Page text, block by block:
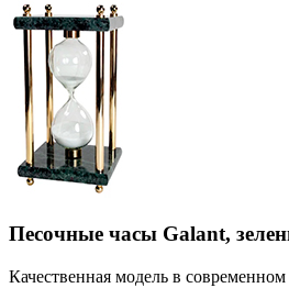
Песочные часы Galant,
Качественная модель в